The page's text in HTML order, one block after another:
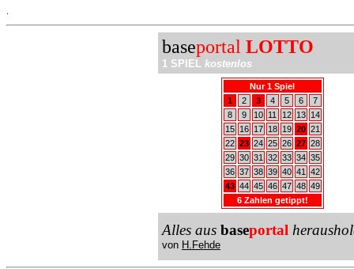
baseportal LOTTO
1 SPIEL kostenlos
Nur 1 Spiel
1
2 3 4 5 6
7
8
9 10 11 12 13
14
15
16 17 18 19 20 21
22 23 24 25 26 27 28
29 30 31 32 33 34 35
36 37 38 39 40 41
42
43 44 45 46 47 48 49
6 Zahlen getippt!
Alles aus baseportal
von H.Fehde